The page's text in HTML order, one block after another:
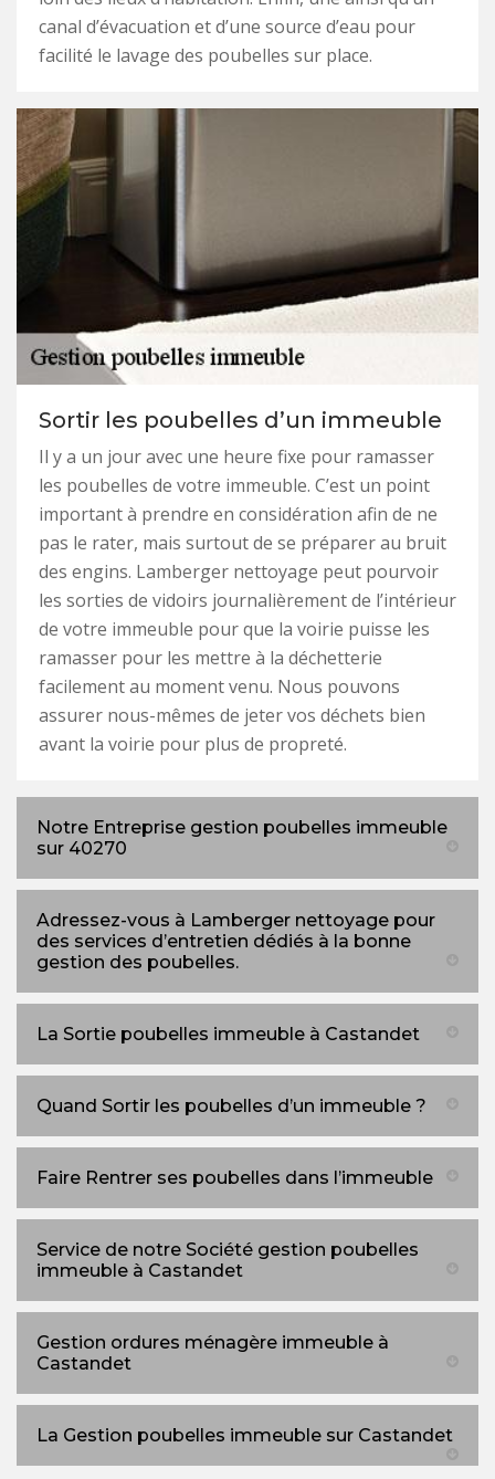
canal d’évacuation et d’une source d’eau pour
facilité le lavage des poubelles sur place.
Sortir les poubelles d’un immeuble
Il y a un jour avec une heure fixe pour ramasser
les poubelles de votre immeuble. C’est un point
important à prendre en considération afin de ne
pas le rater, mais surtout de se préparer au bruit
des engins. Lamberger nettoyage peut pourvoir
les sorties de vidoirs journalièrement de l’intérieur
de votre immeuble pour que la voirie puisse les
ramasser pour les mettre à la déchetterie
facilement au moment venu. Nous pouvons
assurer nous-mêmes de jeter vos déchets bien
avant la voirie pour plus de propreté.
Notre Entreprise gestion poubelles immeuble
sur 40270
Adressez-vous à Lamberger nettoyage pour
des services d’entretien dédiés à la bonne
gestion des poubelles.
La Sortie poubelles immeuble à Castandet
Quand Sortir les poubelles d’un immeuble ?
Faire Rentrer ses poubelles dans l’immeuble
Service de notre Société gestion poubelles
immeuble à Castandet
Gestion ordures ménagère immeuble à
Castandet
La Gestion poubelles immeuble sur Castandet